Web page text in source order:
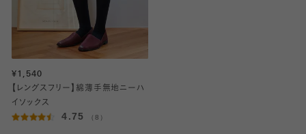
¥1,540
【レングスフリー】綿薄手無地ニーハ
イソックス
4.75 （8）